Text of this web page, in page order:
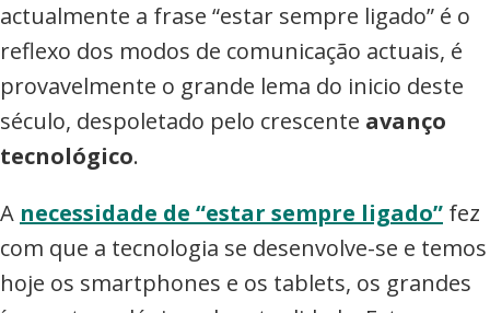
actualmente a frase “estar sempre ligado” é o
reflexo dos modos de comunicação actuais, é
provavelmente o grande lema do inicio deste
século, despoletado pelo crescente avanço
tecnológico.
A necessidade de “estar sempre ligado” fez
com que a tecnologia se desenvolve-se e temos
hoje os smartphones e os tablets, os grandes